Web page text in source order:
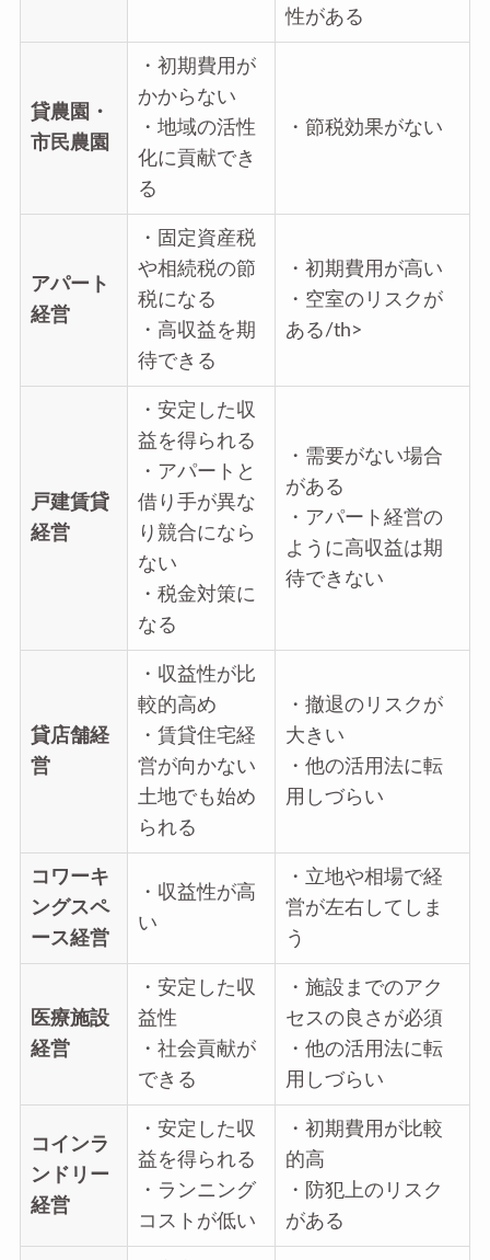
性がある
貸農園・
市民農園
・初期費用が
かからない
・地域の活性
化に貢献でき
る
・節税効果がない
アパート
経営
・固定資産税
や相続税の節
税になる
・高収益を期
待できる
・初期費用が高い
・空室のリスクが
ある/th>
戸建賃貸
経営
・安定した収
益を得られる
・アパートと
借り手が異な
り競合になら
ない
・税金対策に
なる
・需要がない場合
がある
・アパート経営の
ように高収益は期
待できない
貸店舗経
営
・収益性が比
較的高め
・賃貸住宅経
営が向かない
土地でも始め
られる
・撤退のリスクが
大きい
・他の活用法に転
用しづらい
コワーキ
ングスペ
ース経営
・収益性が高
い
・立地や相場で経
営が左右してしま
う
医療施設
経営
・安定した収
益性
・社会貢献が
できる
・施設までのアク
セスの良さが必須
・他の活用法に転
用しづらい
コインラ
ンドリー
経営
・安定した収
益を得られる
・ランニング
コストが低い
・初期費用が比較
的高
・防犯上のリスク
がある